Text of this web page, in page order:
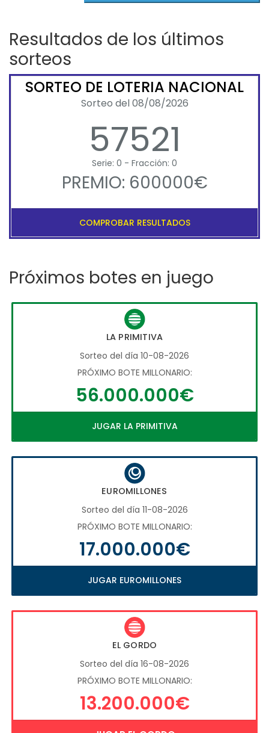
Resultados de los últimos
sorteos
SORTEO DE LOTERIA NACIONAL
Sorteo del 08/08/2026
57521
Serie: 0 - Fracción: 0
PREMIO: 600000€
COMPROBAR RESULTADOS
Próximos botes en juego
LA PRIMITIVA
Sorteo del día 10-08-2026
PRÓXIMO BOTE MILLONARIO:
56.000.000€
JUGAR LA PRIMITIVA
EUROMILLONES
Sorteo del día 11-08-2026
PRÓXIMO BOTE MILLONARIO:
17.000.000€
JUGAR EUROMILLONES
EL GORDO
Sorteo del día 16-08-2026
PRÓXIMO BOTE MILLONARIO:
13.200.000€